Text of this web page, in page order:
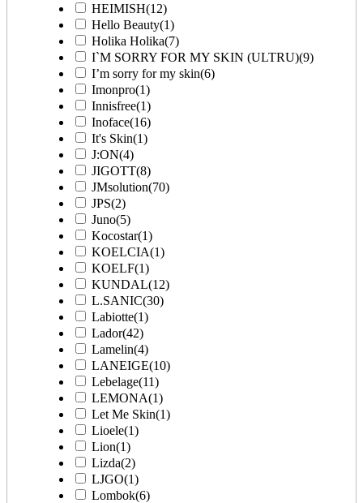
HEIMISH(12)
Hello Beauty(1)
Holika Holika(7)
I`M SORRY FOR MY SKIN (ULTRU)(9)
I’m sorry for my skin(6)
Imonpro(1)
Innisfree(1)
Inoface(16)
It's Skin(1)
J:ON(4)
JIGOTT(8)
JMsolution(70)
JPS(2)
Juno(5)
Kocostar(1)
KOELCIA(1)
KOELF(1)
KUNDAL(12)
L.SANIC(30)
Labiotte(1)
Lador(42)
Lamelin(4)
LANEIGE(10)
Lebelage(11)
LEMONA(1)
Let Me Skin(1)
Lioele(1)
Lion(1)
Lizda(2)
LJGO(1)
Lombok(6)